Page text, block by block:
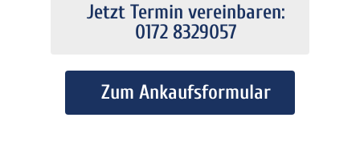
Jetzt Termin vereinbaren:
0172 8329057
Zum Ankaufsformular